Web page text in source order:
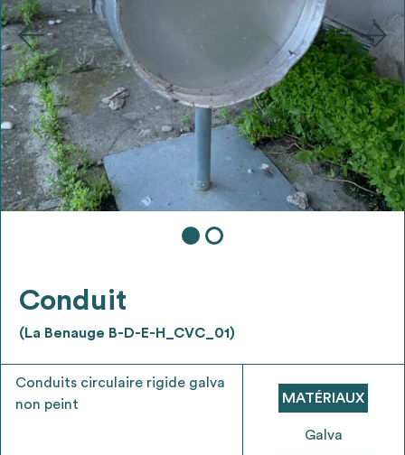
4
Ajouter les matériaux intéressants à "
ma
"
Transmettre sa liste de manifestation
d'intérêt pour les matériaux
sélectionnés
3
Exporter sa liste et ses fiches produits
pour l’utiliser comme un outil d’aide à la
conception de projet
5
stratégies de récupérations
envisageables
Conduit
(La Benauge B-D-E-H_CVC_01)
Conduits circulaire rigide galva
non peint
MATÉRIAUX
Galva